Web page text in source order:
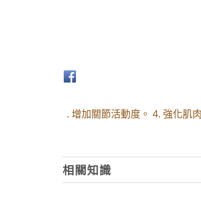
. 增加關節活動度。 4. 強化肌
相關知識